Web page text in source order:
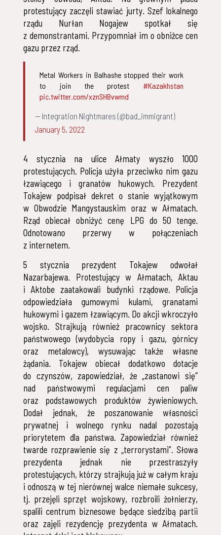
protestujący zaczęli stawiać jurty. Szef lokalnego
rządu Nurłan Nogajew spotkał się
z demonstrantami. Przypomniał im o obniżce cen
gazu przez rząd.
Metal Workers in Balhashe stopped their work
to join the protest #Kazakhstan
pic.twitter.com/xznSHBvwmd
— Integration Nightmares (@bad_immigrant)
January 5, 2022
4 stycznia na ulice Ałmaty wyszło 1000
protestujących. Policja użyła przeciwko nim gazu
łzawiącego i granatów hukowych. Prezydent
Tokajew podpisał dekret o stanie wyjątkowym
w Obwodzie Mangystauskim oraz w Ałmatach.
Rząd obiecał obniżyć cenę LPG do 50 tenge.
Odnotowano przerwy w połączeniach
z internetem.
5 stycznia prezydent Tokajew odwołał
Nazarbajewa. Protestujący w Ałmatach, Aktau
i Aktobe zaatakowali budynki rządowe. Policja
odpowiedziała gumowymi kulami, granatami
hukowymi i gazem łzawiącym. Do akcji wkroczyło
wojsko. Strajkują również pracownicy sektora
państwowego (wydobycia ropy i gazu, górnicy
oraz metalowcy), wysuwając także własne
żądania. Tokajew obiecał dodatkowo dotacje
do czynszów, zapowiedział, że „zastanowi się”
nad państwowymi regulacjami cen paliw
oraz podstawowych produktów żywieniowych.
Dodał jednak, że poszanowanie własności
prywatnej i wolnego rynku nadal pozostają
priorytetem dla państwa. Zapowiedział również
twarde rozprawienie się z „terrorystami”. Słowa
prezydenta jednak nie przestraszyły
protestujących, którzy strajkują już w całym kraju
i odnoszą w tej nierównej walce niemałe sukcesy,
tj. przejęli sprzęt wojskowy, rozbroili żołnierzy,
spalili centrum biznesowe będące siedzibą partii
oraz zajęli rezydencję prezydenta w Ałmatach.